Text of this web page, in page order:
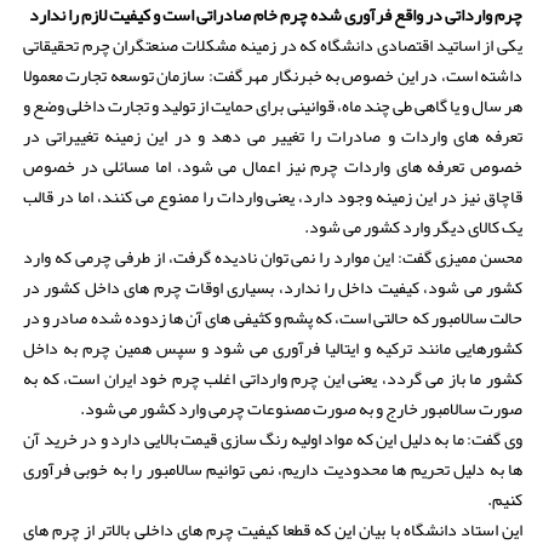
چرم وارداتی در واقع فرآوری شده چرم خام صادراتی است و کیفیت لازم را ندارد
یکی از اساتید اقتصادی دانشگاه که در زمینه مشکلات صنعتگران چرم تحقیقاتی
داشته است، در این خصوص به خبرنگار مهر گفت: سازمان توسعه تجارت معمولا
هر سال و یا گاهی طی چند ماه، قوانینی برای حمایت از تولید و تجارت داخلی وضع و
تعرفه های واردات و صادرات را تغییر می دهد و در این زمینه تغییراتی در
خصوص تعرفه های واردات چرم نیز اعمال می شود، اما مسائلی در خصوص
قاچاق نیز در این زمینه وجود دارد، یعنی واردات را ممنوع می کنند، اما در قالب
یک کالای دیگر وارد کشور می شود.
محسن ممیزی گفت: این موارد را نمی توان نادیده گرفت، از طرفی چرمی که وارد
کشور می شود، کیفیت داخل را ندارد، بسیاری اوقات چرم های داخل کشور در
حالت سالامبور که حالتی است، که پشم و کثیفی های آن ها زدوده شده صادر و در
کشورهایی مانند ترکیه و ایتالیا فرآوری می شود و سپس همین چرم به داخل
کشور ما باز می گردد، یعنی این چرم وارداتی اغلب چرم خود ایران است، که به
صورت سالامبور خارج و به صورت مصنوعات چرمی وارد کشور می شود.
وی گفت: ما به دلیل این که مواد اولیه رنگ سازی قیمت بالایی دارد و در خرید آن
ها به دلیل تحریم ها محدودیت داریم، نمی توانیم سالامبور را به خوبی فرآوری
کنیم.
این استاد دانشگاه با بیان این که قطعا کیفیت چرم های داخلی بالاتر از چرم های